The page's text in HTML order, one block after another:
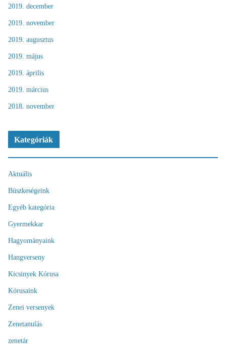
2019. december
2019. november
2019. augusztus
2019. május
2019. április
2019. március
2018. november
Kategóriák
Aktuális
Büszkeségeink
Egyéb kategória
Gyermekkar
Hagyományaink
Hangverseny
Kicsinyek Kórusa
Kórusaink
Zenei versenyek
Zenetanulás
zenetár